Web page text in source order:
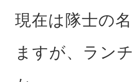
現在は隊士の
ますが、ラン